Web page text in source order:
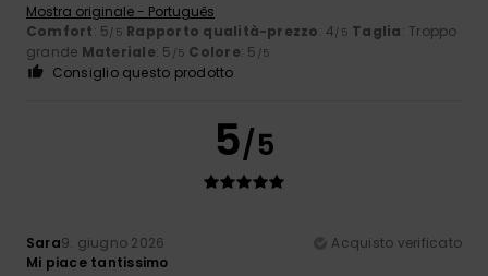
Mostra originale - Português
Comfort: 5/5 Rapporto qualità-prezzo: 4/5 Taglia: Troppo
grande Materiale: 5 /5 Colore: 5 /5
Consiglio questo prodotto
5/5
Sara9. giugno 2026
Acquisto verificato
Mi piace tantissimo